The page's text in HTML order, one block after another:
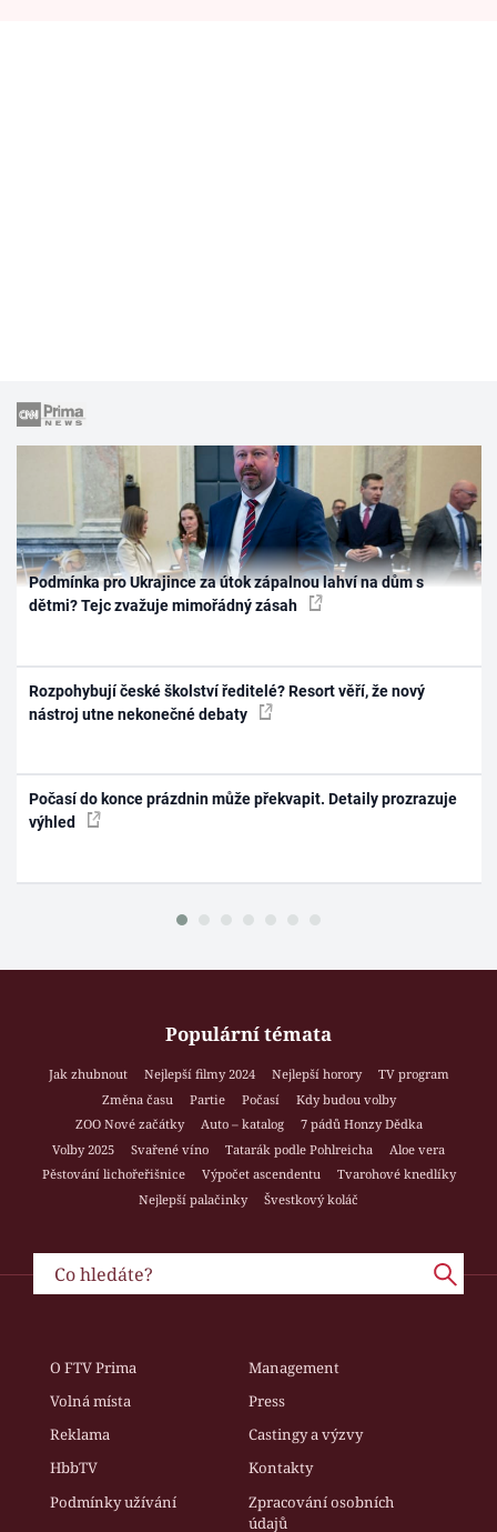
Podmínka pro Ukrajince za útok zápalnou lahví na dům s
dětmi? Tejc zvažuje mimořádný zásah
Rozpohybují české školství ředitelé? Resort věří, že nový
nástroj utne nekonečné debaty
Počasí do konce prázdnin může překvapit. Detaily prozrazuje
výhled
Populární témata
Jak zhubnout Nejlepší filmy 2024 Nejlepší horory
TV program
Změna času
Partie Počasí
Kdy budou volby
ZOO Nové začátky
Auto – katalog
7 pádů Honzy Dědka
Volby 2025
Svařené víno Tatarák podle Pohlreicha
Aloe vera
Pěstování lichořeřišnice
Výpočet ascendentu
Tvarohové knedlíky
Nejlepší palačinky
Švestkový koláč
O FTV Prima
Management
Volná místa
Press
Reklama
Castingy a výzvy
HbbTV
Kontakty
Podmínky užívání
Zpracování osobních
údajů